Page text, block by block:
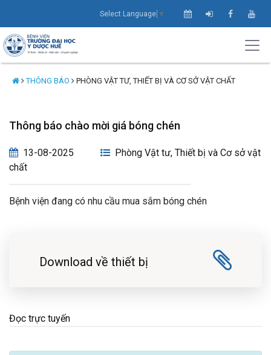
Select Language ▼
THÔNG BÁO PHÒNG VẬT TƯ, THIẾT BỊ VÀ CƠ SỞ VẬT CHẤT
Thông báo chào mời giá bóng chén
13-08-2025
Phòng Vật tư, Thiết bị và Cơ sở vật
chất
Bệnh viện đang có nhu cầu mua sắm bóng chén
Download về thiết bị
Đọc trực tuyến